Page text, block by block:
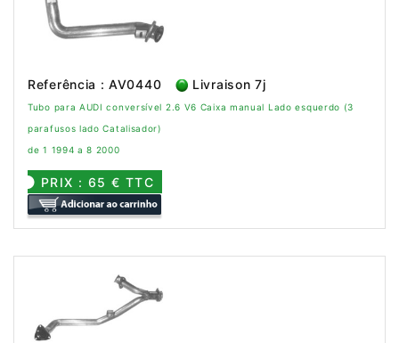
Referência : AV0440 Livraison 7j
Tubo para AUDI conversível 2.6 V6 Caixa manual Lado esquerdo (3
parafusos lado Catalisador)
de 1 1994 a 8 2000
PRIX : 65 € TTC